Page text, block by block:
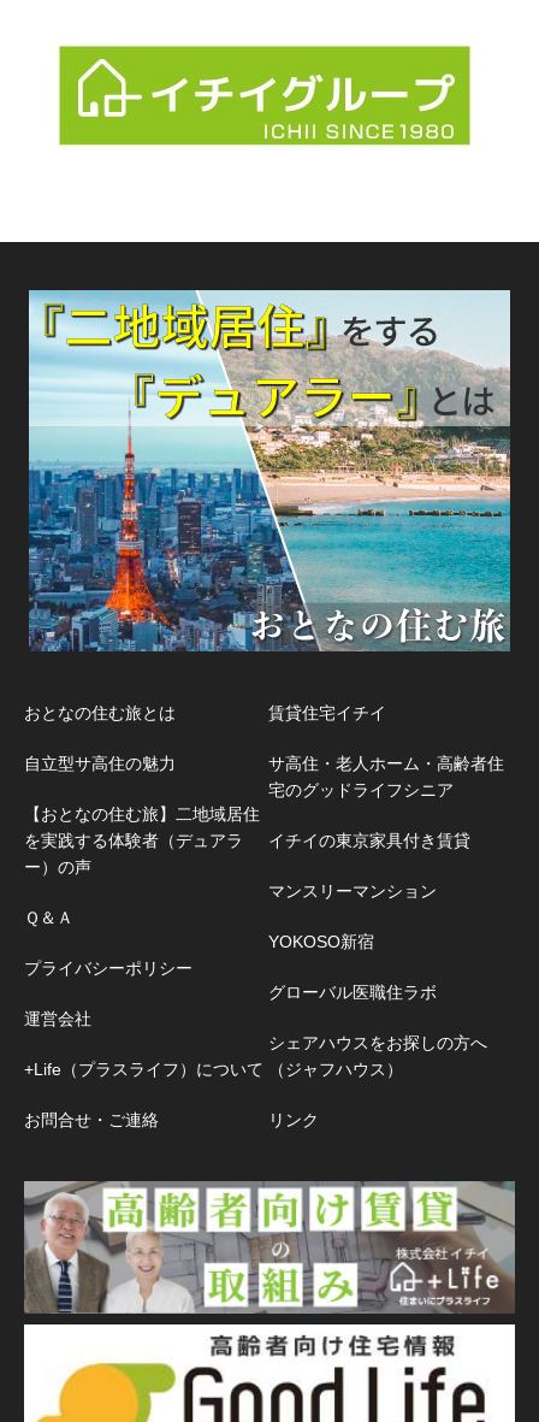
おとなの住む旅とは
自立型サ高住の魅力
【おとなの住む旅】二地域居住
を実践する体験者（デュアラ
ー）の声
Ｑ＆Ａ
プライバシーポリシー
運営会社
+Life（プラスライフ）について
お問合せ・ご連絡
賃貸住宅イチイ
サ高住・老人ホーム・高齢者住
宅のグッドライフシニア
イチイの東京家具付き賃貸
マンスリーマンション
YOKOSO新宿
グローバル医職住ラボ
シェアハウスをお探しの方へ
（ジャフハウス）
リンク